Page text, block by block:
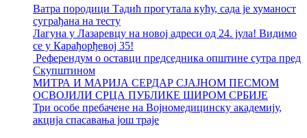
Ватра породици Тадић прогутала кућу, сада је хуманост
суграђана на тесту
Лагуна у Лазаревцу на новој адреси од 24. јула! Видимо
се у Карађорђевој 35!
Референдум о оставци председника општине сутра пред
Скупштином
МИТРА И МАРИЈА СЕРДАР СЈАЈНОМ ПЕСМОМ
ОСВОЈИЛИ СРЦА ПУБЛИКЕ ШИРОМ СРБИЈЕ
Три особе пребачене на Војномедицинску академију,
акција спасавања још траје